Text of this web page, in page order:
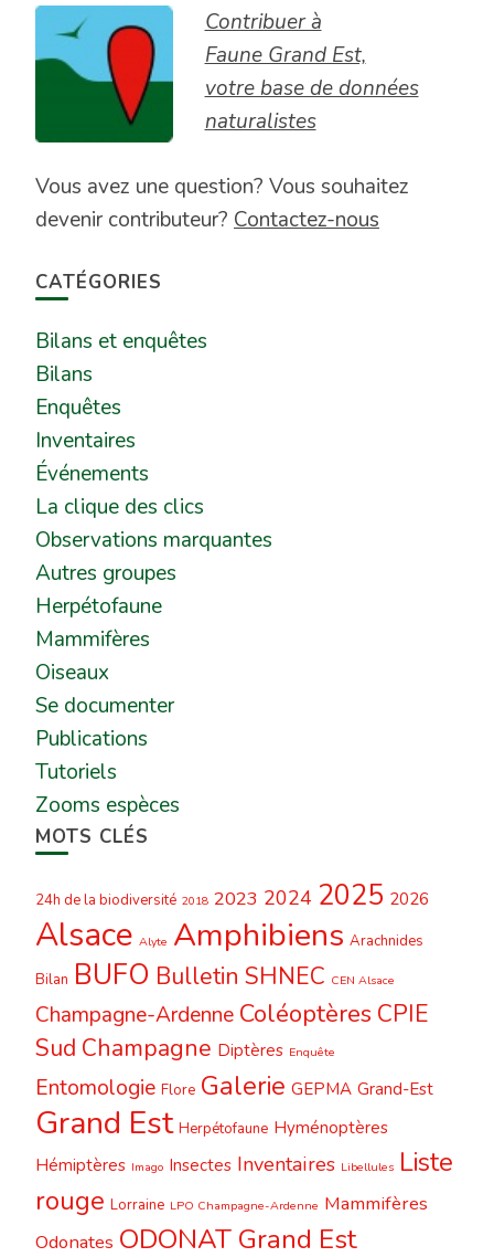
Contribuer à
Faune Grand Est,
votre base de données
naturalistes
Vous avez une question? Vous souhaitez
devenir contributeur? Contactez-nous
CATÉGORIES
Bilans et enquêtes
Bilans
Enquêtes
Inventaires
Événements
La clique des clics
Observations marquantes
Autres groupes
Herpétofaune
Mammifères
Oiseaux
Se documenter
Publications
Tutoriels
Zooms espèces
MOTS CLÉS
24h de la biodiversité 2018 2023 2024 2025 2026
Alsace Alyte Amphibiens Arachnides
Bilan BUFO Bulletin SHNEC CEN Alsace
Champagne-Ardenne Coléoptères CPIE
Sud Champagne Diptères Enquête
Entomologie Flore Galerie GEPMA Grand-Est
Grand Est Herpétofaune Hyménoptères
Hémiptères Imago Insectes Inventaires Libellules Liste
rouge Lorraine LPO Champagne-Ardenne Mammifères
Odonates ODONAT Grand Est